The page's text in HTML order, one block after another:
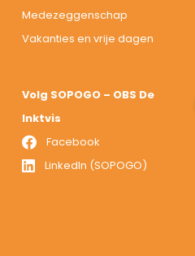
Medezeggenschap
Vakanties en vrije dagen
Volg SOPOGO – OBS De
Inktvis
Facebook
LinkedIn (SOPOGO)